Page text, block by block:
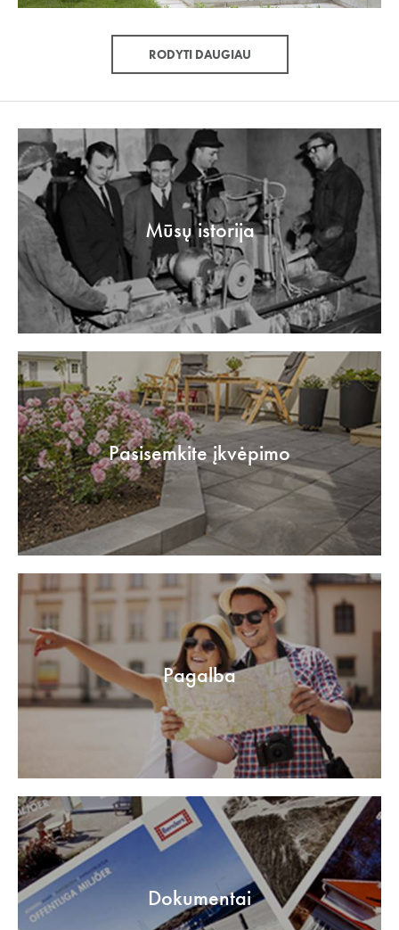
RODYTI DAUGIAU
Mūsų istorija
Pasisemkite įkvėpimo
Pagalba
Dokumentai